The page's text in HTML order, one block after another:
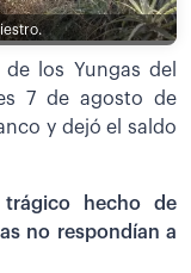
los Yungas del
7 de agosto de
y dejó el saldo
hecho de
no respondían a